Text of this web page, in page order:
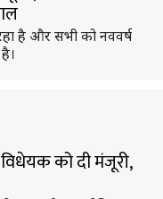
है और सभी को नववर्ष
विधेयक को दी मंजूरी,